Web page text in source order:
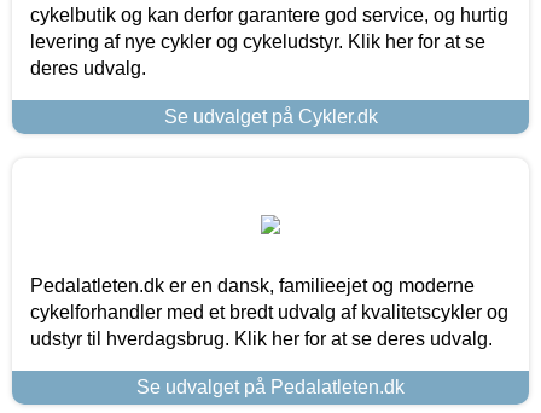
cykelbutik og kan derfor garantere god service, og hurtig
levering af nye cykler og cykeludstyr. Klik her for at se
deres udvalg.
Se udvalget på Cykler.dk
Pedalatleten.dk er en dansk, familieejet og moderne
cykelforhandler med et bredt udvalg af kvalitetscykler og
udstyr til hverdagsbrug. Klik her for at se deres udvalg.
Se udvalget på Pedalatleten.dk